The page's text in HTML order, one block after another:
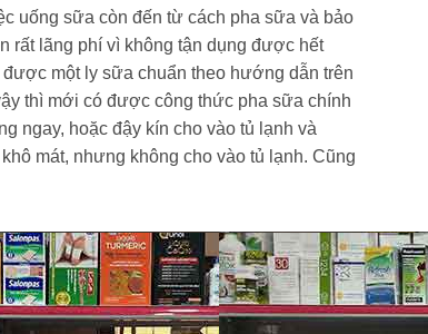
uống sữa còn đến từ cách pha sữa và bảo
rất lãng phí vì không tận dụng được hết
một ly sữa chuẩn theo hướng dẫn trên
thì mới có được công thức pha sữa chính
ngay, hoặc đậy kín cho vào tủ lạnh và
mát, nhưng không cho vào tủ lạnh. Cũng